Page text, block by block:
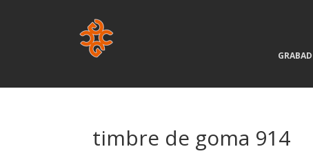
timbre de goma 914